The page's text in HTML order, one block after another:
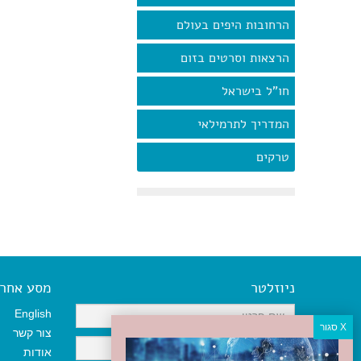
הרחובות היפים בעולם
הרצאות וסרטים בזום
חו"ל בישראל
המדריך לתרמילאי
טרקים
ניוזלטר מסע אחר
English
צור קשר
אודות